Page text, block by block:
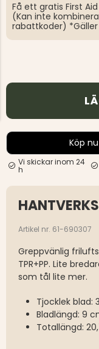
Få ett gratis First
(Kan inte
rabattkoder)
Köp
Vi skickar inom 24
h
Artikel nr. 61-690307
Greppvänlig
TPR+PP. Lite
som tål lite mer.
Tjocklek blad:
Bladlängd: 9
Totallängd: